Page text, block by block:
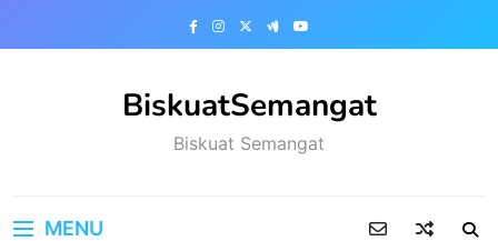
BiskuatSemangat
Biskuat Semangat
MENU